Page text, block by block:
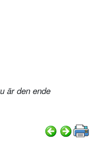
är den ende